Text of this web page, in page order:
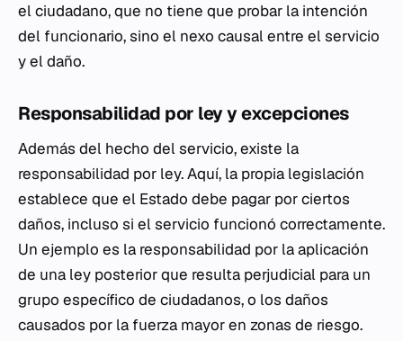
el ciudadano, que no tiene que probar la intención
del funcionario, sino el nexo causal entre el servicio
y el daño.
Responsabilidad por ley y excepciones
Además del hecho del servicio, existe la
responsabilidad por ley. Aquí, la propia legislación
establece que el Estado debe pagar por ciertos
daños, incluso si el servicio funcionó correctamente.
Un ejemplo es la responsabilidad por la aplicación
de una ley posterior que resulta perjudicial para un
grupo específico de ciudadanos, o los daños
causados por la fuerza mayor en zonas de riesgo.